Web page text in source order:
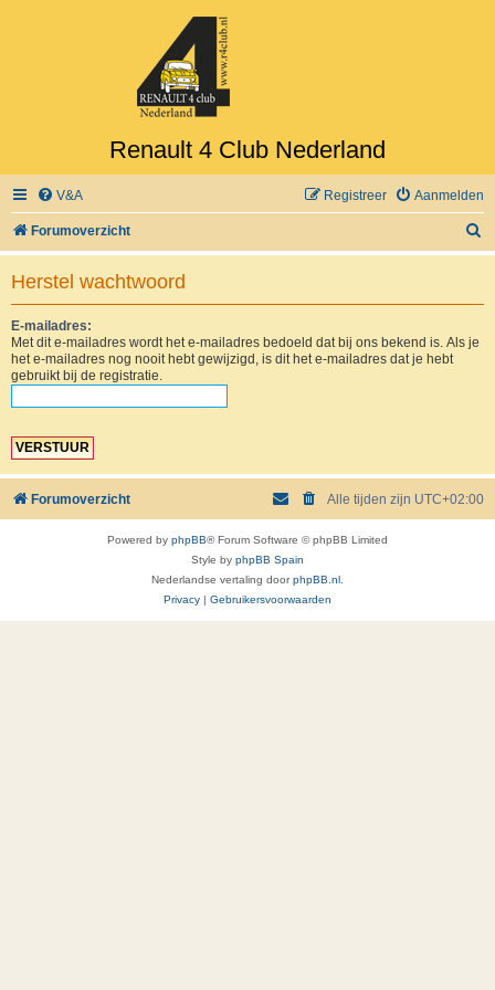
Renault 4 Club Nederland
V&A Aanmelden
Registreer
Forumoverzicht
o
Herstel wachtwoord
E-mailadres:
Met dit e-mailadres wordt het e-mailadres bedoeld dat bij ons bekend is. Als je
het e-mailadres nog nooit hebt gewijzigd, is dit het e-mailadres dat je hebt
gebruikt bij de registratie.
Forumoverzicht Alle tijden zijn UTC+02:00
Powered by phpBB® Forum Software © phpBB Limited
Style by phpBB Spain
Nederlandse vertaling doorphpBB.nl .
Privacy
Gebruikersvoorwaarden